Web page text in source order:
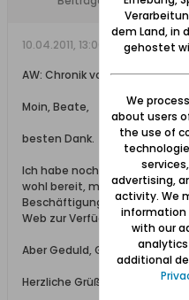
10.04.2011, 13:00
AW: Chronik von Nickelswalde
Moin, Beate,
besten Dank.
Ich habe noch eine ganze
wohl bereit, mehr von seinen
Beschäftigung mit dem
Web zur Verfügung zu stellen.
Aber Geduld, Geduld, eines
Herzliche Grüße aus Dakar,
dem Land, in
gehostet
We
about users
the use of
advertising,
activity. We
information
with our
analytics
additional